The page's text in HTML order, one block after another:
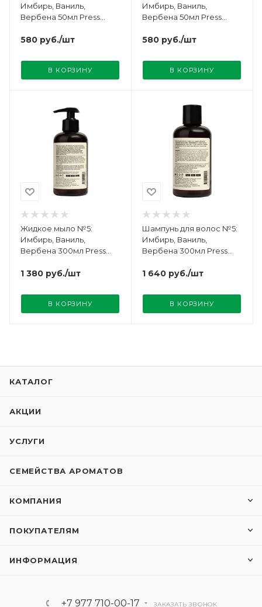
Имбирь, Ваниль,
Вербена 50мл Press
580 руб./шт
В КОРЗИНУ
Имбирь, Ваниль,
Вербена 50мл Press
580 руб./шт
В КОРЗИНУ
Жидкое мыло №5:
Имбирь, Ваниль,
Вербена 300мл Press
1 380 руб./шт
В КОРЗИНУ
Шампунь для волос №5:
Имбирь, Ваниль,
Вербена 300мл Press
1 640 руб./шт
В КОРЗИНУ
КАТАЛОГ
АКЦИИ
УСЛУГИ
СЕМЕЙСТВА АРОМАТОВ
КОМПАНИЯ
ПОКУПАТЕЛЯМ
ИНФОРМАЦИЯ
+7 977 710-00-17 ЗАКАЗАТЬ ЗВОНОК